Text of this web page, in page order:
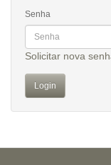
Senha
Solicitar nova